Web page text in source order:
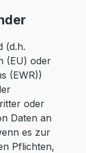
(d.h.
(EU) oder
(EWR))
oder
Daten an
es zur
Pflichten,